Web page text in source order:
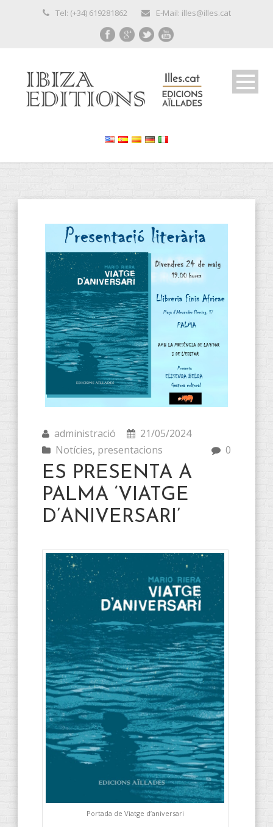
Tel: (+34) 619281862 E-Mail: illes@illes.cat
administració
21/05/2024
Notícies, presentacions 0
ES PRESENTA A
PALMA ‘VIATGE
D’ANIVERSARI’
Portada de Viatge d’aniversari